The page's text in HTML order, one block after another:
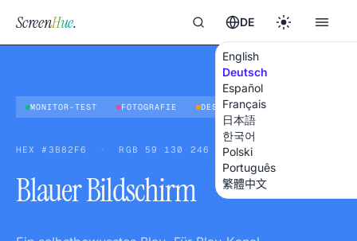
ScreenHue. DE
English
Deutsch
Español
Français
日本語
한국어
Polski
Português
繁體中文
MONITOR-TEST FOTOGRAFIE DESIGN
HEX#3B82F6 · RGB 59 130 246
Blauer Bildschirm